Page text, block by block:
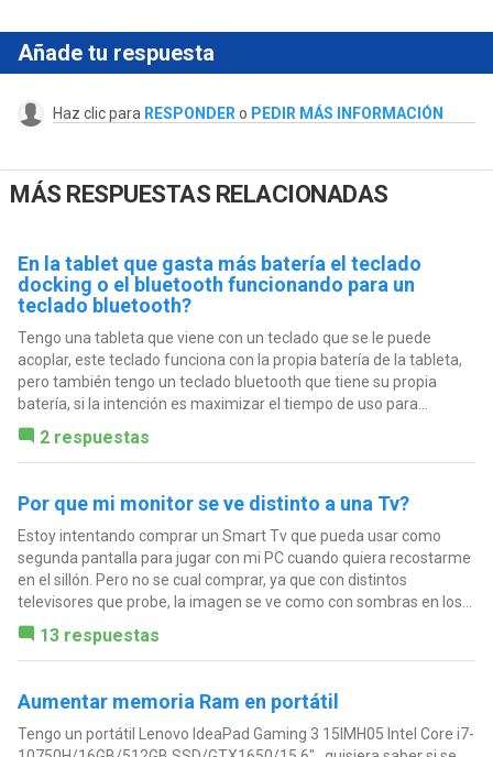
Añade tu respuesta
Haz clic para RESPONDER o PEDIR MÁS INFORMACIÓN
MÁS RESPUESTAS RELACIONADAS
En la tablet que gasta más batería el teclado
docking o el bluetooth funcionando para un
teclado bluetooth?
Tengo una tableta que viene con un teclado que se le puede
acoplar, este teclado funciona con la propia batería de la tableta,
pero también tengo un teclado bluetooth que tiene su propia
batería, si la intención es maximizar el tiempo de uso para...
2 respuestas
Por que mi monitor se ve distinto a una Tv?
Estoy intentando comprar un Smart Tv que pueda usar como
segunda pantalla para jugar con mi PC cuando quiera recostarme
en el sillón. Pero no se cual comprar, ya que con distintos
televisores que probe, la imagen se ve como con sombras en los...
13 respuestas
Aumentar memoria Ram en portátil
Tengo un portátil Lenovo IdeaPad Gaming 3 15IMH05 Intel Core i7-